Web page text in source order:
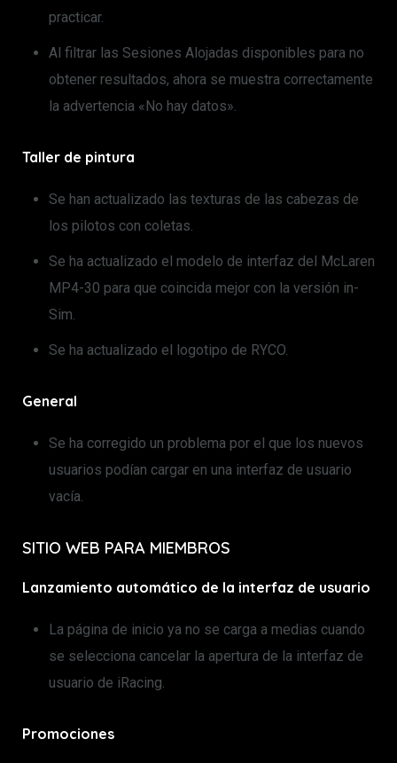
practicar.
Al filtrar las Sesiones Alojadas disponibles para no
obtener resultados, ahora se muestra correctamente
la advertencia «No hay datos».
Taller de pintura
Se han actualizado las texturas de las cabezas de
los pilotos con coletas.
Se ha actualizado el modelo de interfaz del McLaren
MP4-30 para que coincida mejor con la versión in-
Sim.
Se ha actualizado el logotipo de RYCO.
General
Se ha corregido un problema por el que los nuevos
usuarios podían cargar en una interfaz de usuario
vacía.
SITIO WEB PARA MIEMBROS
Lanzamiento automático de la interfaz de usuario
La página de inicio ya no se carga a medias cuando
se selecciona cancelar la apertura de la interfaz de
usuario de iRacing.
Promociones